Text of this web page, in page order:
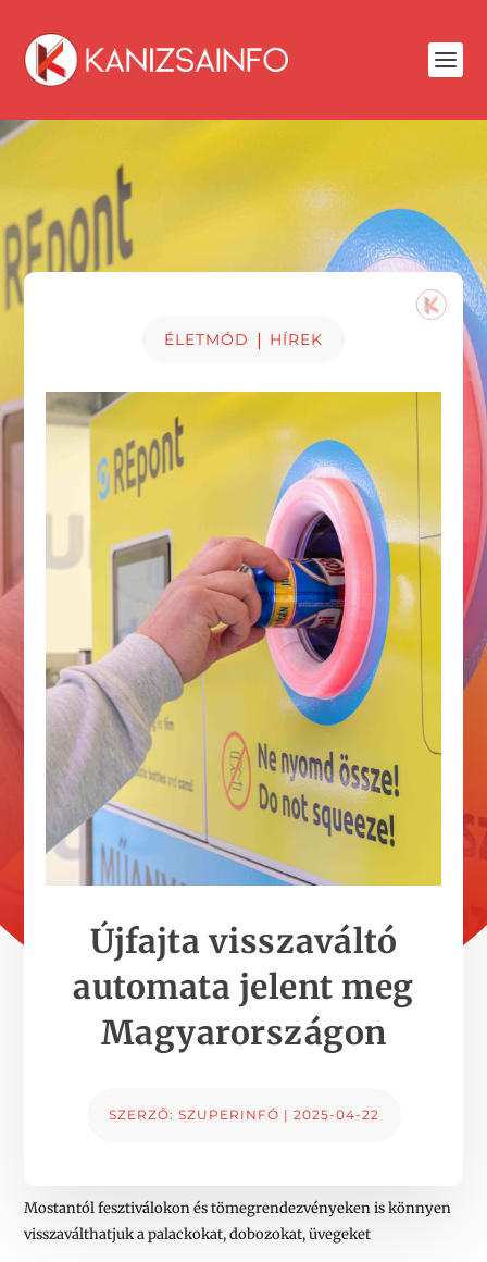
ÉLETMÓD | HÍREK
Újfajta visszaváltó
automata jelent meg
Magyarországon
SZERZŐ: SZUPERINFÓ | 2025-04-22
Mostantól fesztiválokon és tömegrendezvényeken is könnyen
visszaválthatjuk a palackokat, dobozokat, üvegeket